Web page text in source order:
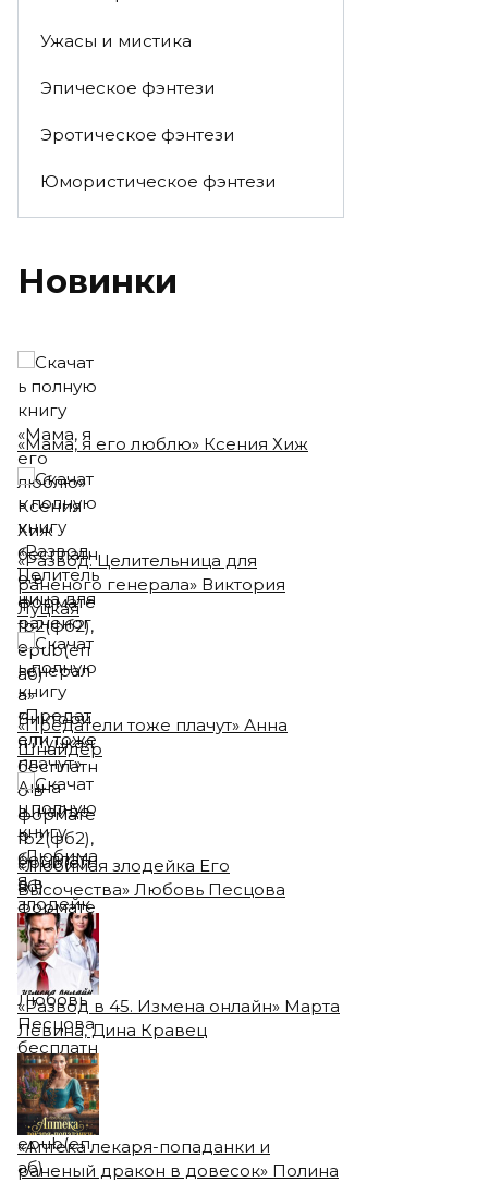
Ужасы и мистика
Эпическое фэнтези
Эротическое фэнтези
Юмористическое фэнтези
Новинки
«Мама, я его люблю» Ксения Хиж
«Развод. Целительница для
раненого генерала» Виктория
Луцкая
«Предатели тоже плачут» Анна
Шнайдер
«Любимая злодейка Его
Высочества» Любовь Песцова
«Развод в 45. Измена онлайн» Марта
Левина, Дина Кравец
«Аптека лекаря-попаданки и
раненый дракон в довесок» Полина